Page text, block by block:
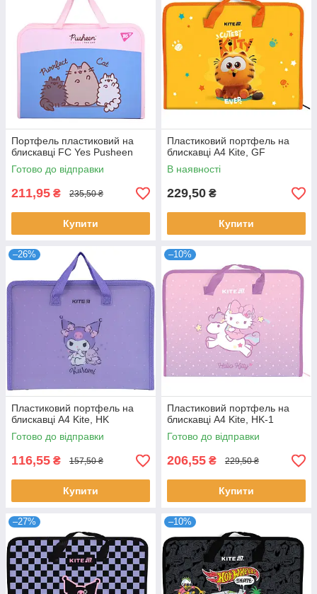
Портфель пластиковий на
блискавці FC Yes Pusheen
Готово до відправки
211,95 ₴ 235,50 ₴
Купити
Пластиковий портфель на
блискавці А4 Kite, GF
В наявності
229,50 ₴
Купити
–26%
Пластиковий портфель на
блискавці А4 Kite, HK
Готово до відправки
116,55 ₴ 157,50 ₴
Купити
–10%
Пластиковий портфель на
блискавці А4 Kite, HK-1
Готово до відправки
206,55 ₴ 229,50 ₴
Купити
–27% –10%